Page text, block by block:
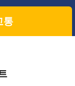
통